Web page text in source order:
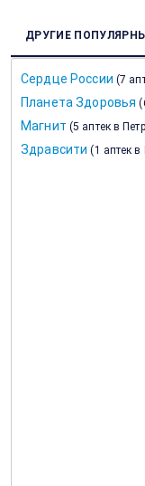
ДРУГИЕ
Сердце России (7
Планета Здоровья (
Магнит (5 аптек в
Здравсити (1 аптек